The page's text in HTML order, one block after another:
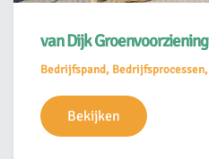
van Dijk
Bedrijfspand,
Bekijken